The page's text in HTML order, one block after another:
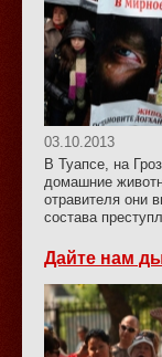
03.10.2013
В Туапсе, на
домашние
отравителя они
состава
Дайте нам